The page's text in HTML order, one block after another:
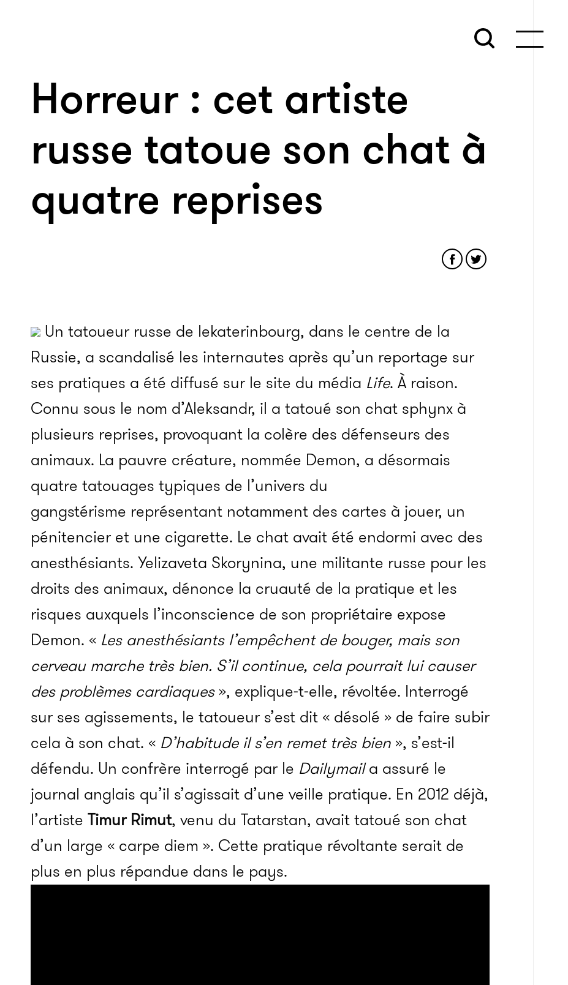
Horreur : cet artiste
russe tatoue son chat à
quatre reprises
Un tatoueur russe de Iekaterinbourg, dans le centre de la
Russie, a scandalisé les internautes après qu’un reportage sur
ses pratiques a été diffusé sur le site du média Life. À raison.
Connu sous le nom d’Aleksandr, il a tatoué son chat sphynx à
plusieurs reprises, provoquant la colère des défenseurs des
animaux. La pauvre créature, nommée Demon, a désormais
quatre tatouages typiques de l’univers du
gangstérisme représentant notamment des cartes à jouer, un
pénitencier et une cigarette. Le chat avait été endormi avec des
anesthésiants. Yelizaveta Skorynina, une militante russe pour les
droits des animaux, dénonce la cruauté de la pratique et les
risques auxquels l’inconscience de son propriétaire expose
Demon. « Les anesthésiants l’empêchent de bouger, mais son
cerveau marche très bien. S’il continue, cela pourrait lui causer
des problèmes cardiaques», explique-t-elle, révoltée. Interrogé
sur ses agissements, le tatoueur s’est dit « désolé » de faire subir
cela à son chat. « D’habitude il s’en remet très bien », s’est-il
défendu. Un confrère interrogé par le Dailymaila assuré le
journal anglais qu’il s’agissait d’une veille pratique. En 2012 déjà,
l’artiste Timur Rimut, venu du Tatarstan, avait tatoué son chat
d’un large « carpe diem ». Cette pratique révoltante serait de
plus en plus répandue dans le pays.